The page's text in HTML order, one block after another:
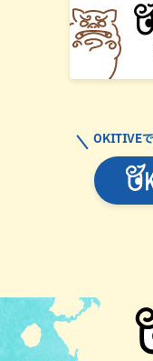
OKITIVEで